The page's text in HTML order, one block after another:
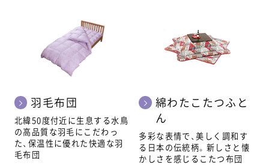
羽毛布団
北緯50度付近に生息する水鳥
の高品質な羽毛にこだわっ
た、保温性に優れた快適な羽
毛布団
綿わたこたつふと
ん
多彩な表情で、美しく調和す
る日本の伝統柄。新しさと懐
かしさを感じるこたつ布団